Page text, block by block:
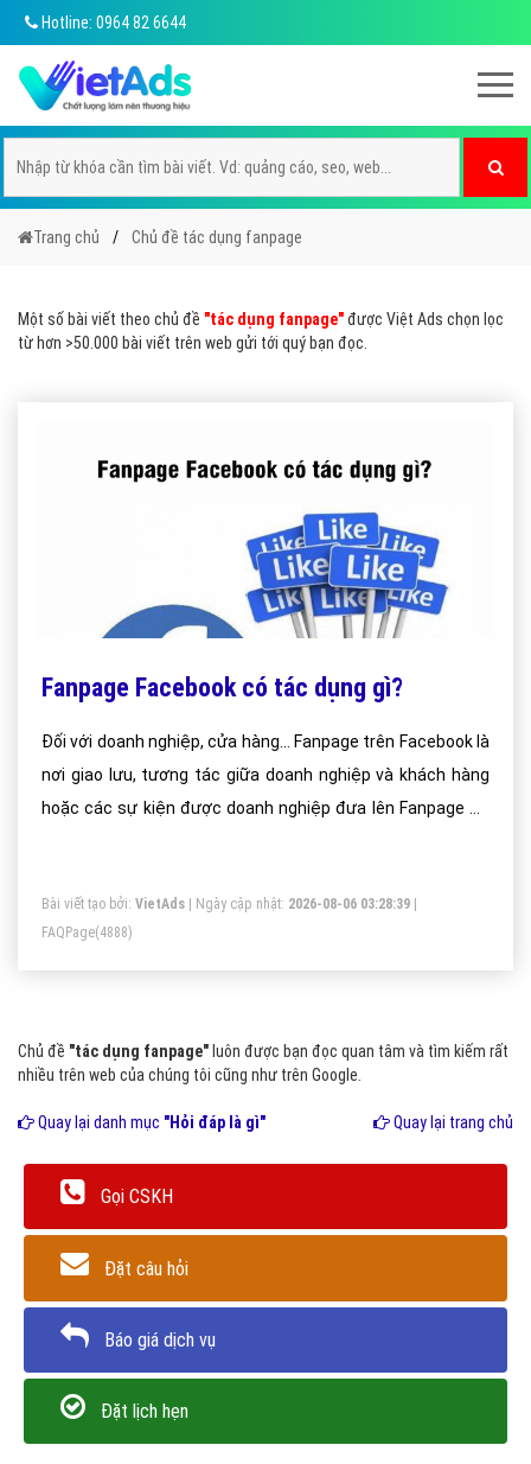
Hotline: 0964 82 6644
Trang chủ Chủ đề tác dụng fanpage
Một số bài viết theo chủ đề "tác dụng fanpage"được Việt Ads chọn lọc
từ hơn >50.000 bài viết trên web gửi tới quý bạn đọc.
Fanpage Facebook có tác dụng gì?
Đối với doanh nghiệp, cửa hàng... Fanpage trên Facebook là
nơi giao lưu, tương tác giữa doanh nghiệp và khách hàng
hoặc các sự kiện được doanh nghiệp đưa lên Fanpage để
Bài viết tạo bởi: VietAds | Ngày cập nhật: 2026-08-06 03:28:39
FAQPage(4888)
Chủ đề "tác dụng fanpage" luôn được bạn đọc quan tâm và tìm kiếm rất
nhiều trên web của chúng tôi cũng như trên Google.
Quay lại danh mục "Hỏi đáp là gì" Quay lại trang chủ
Gọi CSKH
Đặt câu hỏi
Báo giá dịch vụ
Đặt lịch hẹn